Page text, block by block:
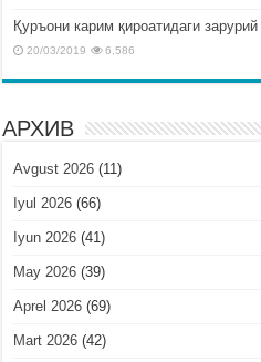
Қуръони карим қироатидаги
20/03/2019 6,586
АРХИВ
Avgust 2026 (11)
Iyul 2026 (66)
Iyun 2026 (41)
May 2026 (39)
Aprel 2026 (69)
Mart 2026 (42)